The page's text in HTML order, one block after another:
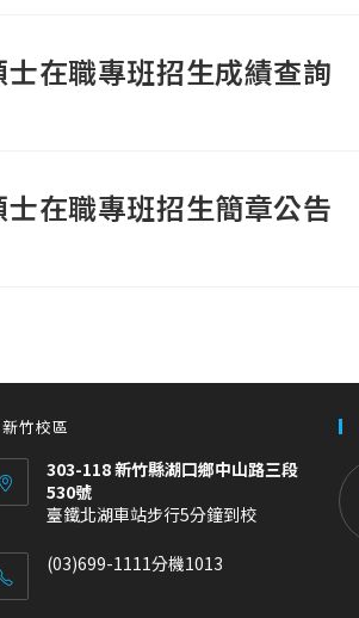
在職專班招生成績查詢
在職專班招生簡章公告
新竹校區
303-118 新竹縣湖口鄉中山路三段
530號
臺鐵北湖車站步行5分鐘到校
(03)699-1111分機1013